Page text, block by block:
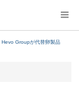
Hevo Groupが代替卵製品